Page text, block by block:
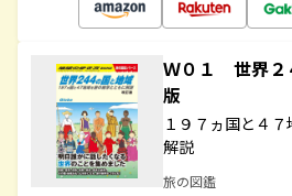
Ｗ０１ 世界２
版
１９７ヵ国と４
解説
旅の図鑑